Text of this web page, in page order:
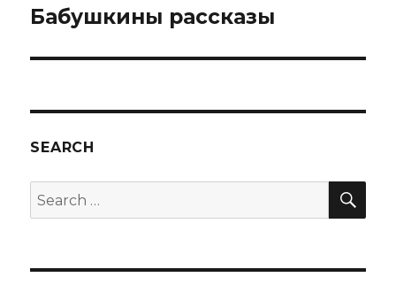
Next
Бабушкины рассказы
SEARCH
Search
for: